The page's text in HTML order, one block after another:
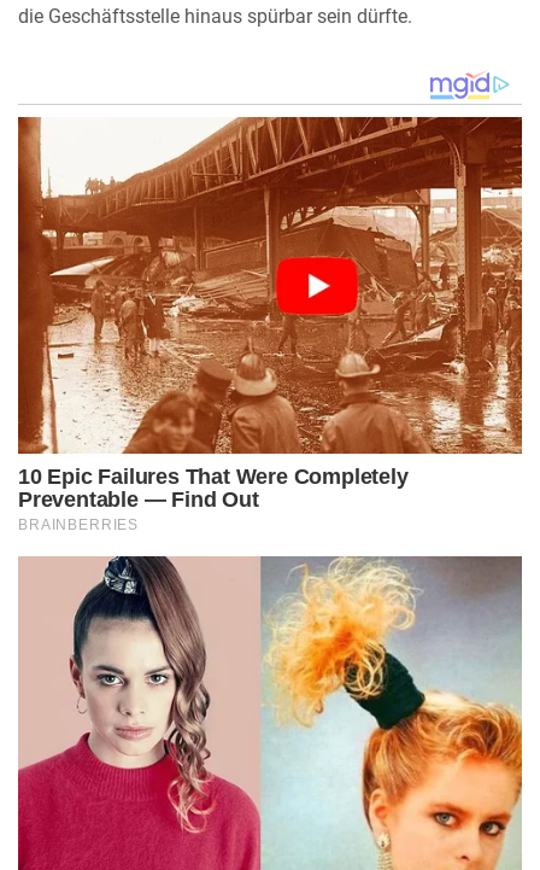
die Geschäftsstelle hinaus spürbar sein dürfte.